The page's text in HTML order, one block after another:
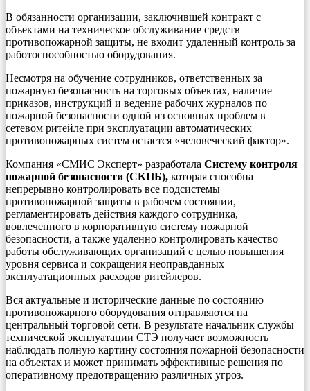
В обязанности организации, заключившей контракт с
объектами на техническое обслуживание средств
противопожарной защиты, не входит удаленный контроль за
работоспособностью оборудования.
Несмотря на обучение сотрудников, ответственных за
пожарную безопасность на торговых объектах, наличие
приказов, инструкций и ведение рабочих журналов по
пожарной безопасности одной из основных проблем в
сетевом ритейле при эксплуатации автоматических
противопожарных систем остается «человеческий фактор».
Компания «СМИС Эксперт» разработала Систему контроля
пожарной безопасности (СКПБ), которая способна
непрерывно контролировать все подсистемы
противопожарной защиты в рабочем состоянии,
регламентировать действия каждого сотрудника,
вовлеченного в корпоративную систему пожарной
безопасности, а также удаленно контролировать качество
работы обслуживающих организаций с целью повышения
уровня сервиса и сокращения неоправданных
эксплуатационных расходов ритейлеров.
Вся актуальные и исторические данные по состоянию
противопожарного оборудования отправляются на
центральный торговой сети. В результате начальник службы
технической эксплуатации СТЭ получает возможность
наблюдать полную картину состояния пожарной безопасности
на объектах и может принимать эффективные решения по
оперативному предотвращению различных угроз.